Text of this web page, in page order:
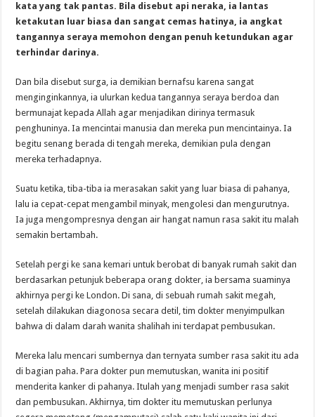
kata yang tak pantas. Bila disebut api neraka, ia lantas
ketakutan luar biasa dan sangat cemas hatinya, ia angkat
tangannya seraya memohon dengan penuh ketundukan agar
terhindar darinya.
Dan bila disebut surga, ia demikian bernafsu karena sangat
menginginkannya, ia ulurkan kedua tangannya seraya berdoa dan
bermunajat kepada Allah agar menjadikan dirinya termasuk
penghuninya. Ia mencintai manusia dan mereka pun mencintainya. Ia
begitu senang berada di tengah mereka, demikian pula dengan
mereka terhadapnya.
Suatu ketika, tiba-tiba ia merasakan sakit yang luar biasa di pahanya,
lalu ia cepat-cepat mengambil minyak, mengolesi dan mengurutnya.
Ia juga mengompresnya dengan air hangat namun rasa sakit itu malah
semakin bertambah.
Setelah pergi ke sana kemari untuk berobat di banyak rumah sakit dan
berdasarkan petunjuk beberapa orang dokter, ia bersama suaminya
akhirnya pergi ke London. Di sana, di sebuah rumah sakit megah,
setelah dilakukan diagonosa secara detil, tim dokter menyimpulkan
bahwa di dalam darah wanita shalihah ini terdapat pembusukan.
Mereka lalu mencari sumbernya dan ternyata sumber rasa sakit itu ada
di bagian paha. Para dokter pun memutuskan, wanita ini positif
menderita kanker di pahanya. Itulah yang menjadi sumber rasa sakit
dan pembusukan. Akhirnya, tim dokter itu memutuskan perlunya